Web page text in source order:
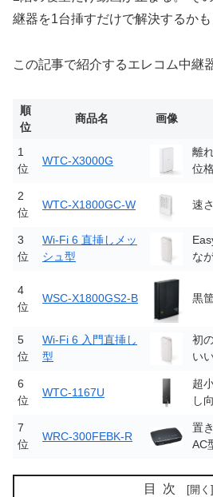
継器を1台挿すだけで解決するかも
この記事で紹介するエレコム中継
順
位
商品名 画像
1
位
WTC-X3000G
離
位
2
位
WTC-X1800GC-W 速
3
位
Wi-Fi 6 直挿しメッ
シュ型
な
4
位
WSC-X1800GS2-B 黒
5
位
Wi-Fi 6 入門直挿し
型
初
い
6
位
WTC-1167U
超
し
7
位
WRC-300FEBK-R
置
AC
目次